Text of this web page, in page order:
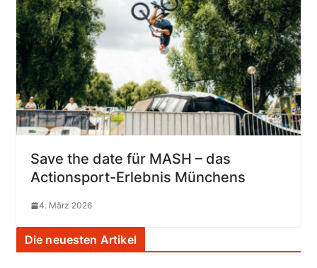
Save the date für MASH – das
Actionsport-Erlebnis Münchens
4. März 2026
Die neuesten Artikel